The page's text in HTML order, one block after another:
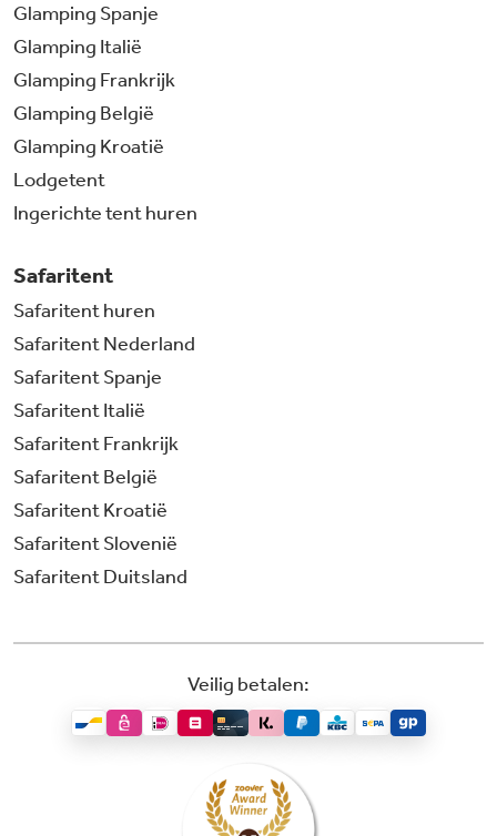
Glamping Spanje
Glamping Italië
Glamping Frankrijk
Glamping België
Glamping Kroatië
Lodgetent
Ingerichte tent huren
Safaritent
Safaritent huren
Safaritent Nederland
Safaritent Spanje
Safaritent Italië
Safaritent Frankrijk
Safaritent België
Safaritent Kroatië
Safaritent Slovenië
Safaritent Duitsland
Veilig betalen: